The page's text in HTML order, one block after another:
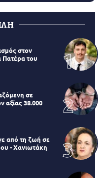
στον
Πατέρα του
σε
αξίας 38.000
από τη ζωή σε
- Χανιωτάκη